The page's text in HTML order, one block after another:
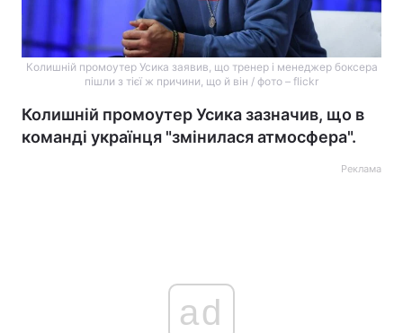
Колишній промоутер Усика заявив, що тренер і менеджер боксера
пішли з тієї ж причини, що й він / фото – flickr
Колишній промоутер Усика зазначив, що в
команді українця "змінилася атмосфера".
Реклама
ad